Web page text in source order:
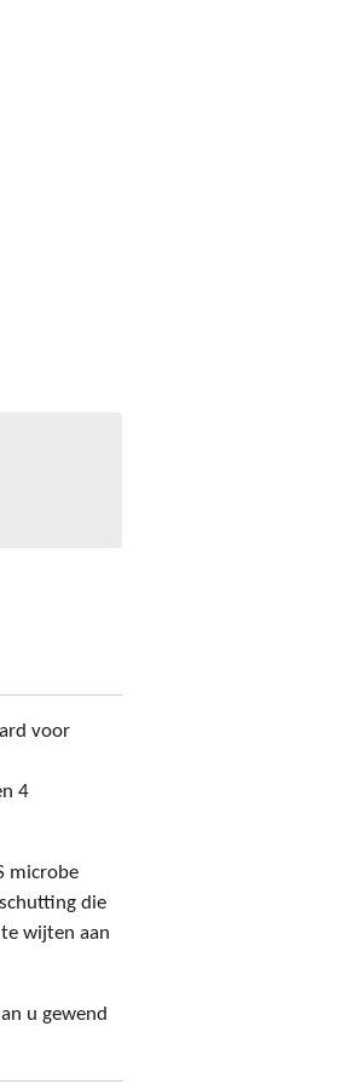
voor
4
microbe
die
wijten aan
u gewend